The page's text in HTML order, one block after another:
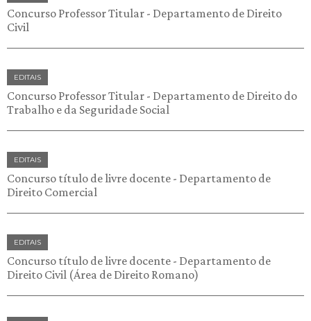
Concurso Professor Titular - Departamento de Direito
Civil
EDITAIS
Concurso Professor Titular - Departamento de Direito do
Trabalho e da Seguridade Social
EDITAIS
Concurso título de livre docente - Departamento de
Direito Comercial
EDITAIS
Concurso título de livre docente - Departamento de
Direito Civil (Área de Direito Romano)